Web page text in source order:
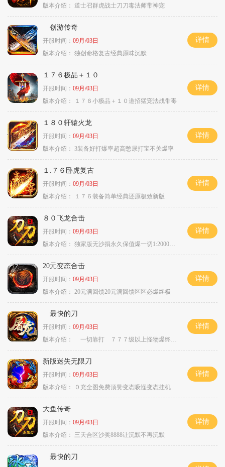
版本介绍： 道士召群虎战士刀刀毒法师带神宠
创游传奇
开服时间： 09月/03日
版本介绍： 独创命格复古经典原味沉默
详情
１７６极品＋１０
开服时间： 09月/03日
版本介绍：
１７６小极品＋１０道招猛宠法战带毒
详情
１８０轩辕火龙
开服时间： 09月/03日
版本介绍： 3装备好打爆率超高憋尿打宝不关爆率
详情
１.７６卧虎复古
开服时间： 09月/03日
版本介绍：
１７６装备简单经典还原极致新版
详情
８０飞龙合击
开服时间： 09月/03日
版本介绍： 独家版无沙捐永久保值爆一切1:2000回1
详情
20元变态合击
开服时间： 09月/03日
版本介绍：
20元满回馈20元满回馈区区必爆终极
详情
最快的刀
开服时间： 09月/03日
版本介绍：
一切靠打 ７７７级以上怪物爆终极
详情
新版迷失无限刀
开服时间： 09月/03日
版本介绍：
０充全图免费顶赞变态吸怪变态挂机
详情
大鱼传奇
开服时间： 09月/03日
版本介绍：
三天合区沙奖8888让沉默不再沉默
详情
最快的刀